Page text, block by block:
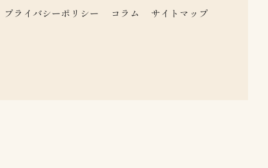
プライバシーポリシー コラム サイトマップ